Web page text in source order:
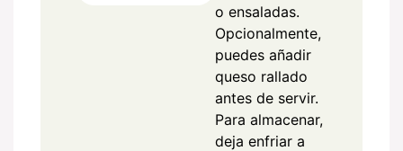
o ensaladas.
Opcionalmente,
puedes añadir
queso rallado
antes de servir.
Para almacenar,
deja enfriar a